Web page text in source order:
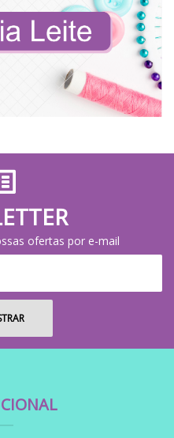
ofertas por e-mail